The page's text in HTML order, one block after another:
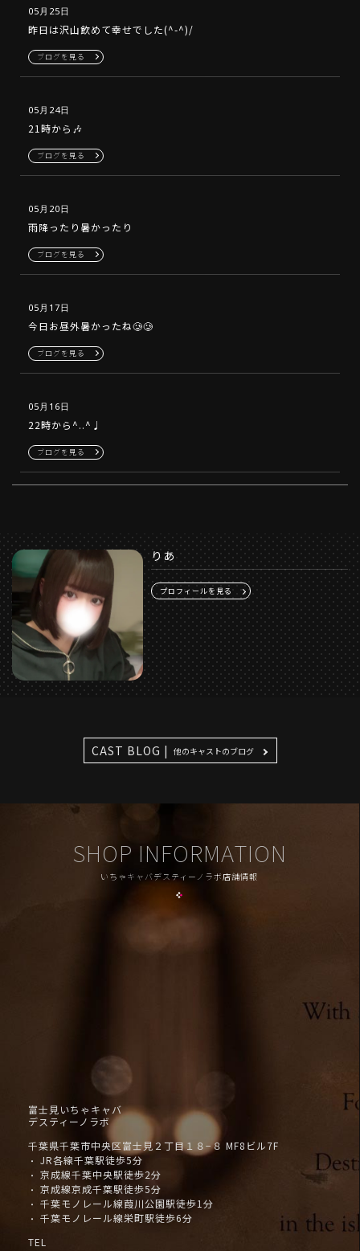
05月25日
昨日は沢山飲めて幸せでした(^-^)/
ブログを見る
05月24日
21時から🎶
ブログを見る
05月20日
雨降ったり暑かったり
ブログを見る
05月17日
今日お昼外暑かったね🥲🥲
ブログを見る
05月16日
22時から^..^♩
ブログを見る
りあ
プロフィールを見る
CAST BLOG | 他のキャストのブログ
SHOP INFORMATION
いちゃキャバデスティーノラボ店舗情報
富士見いちゃキャバ
デスティーノラボ
千葉県千葉市中央区富士見２丁目１８−８ MF8ビル7F
・ JR各線千葉駅徒歩5分
・ 京成線千葉中央駅徒歩2分
・ 京成線京成千葉駅徒歩5分
・ 千葉モノレール線葭川公園駅徒歩1分
・ 千葉モノレール線栄町駅徒歩6分
TEL